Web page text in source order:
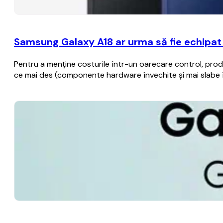
Samsung Galaxy A18 ar urma să fie
Pentru a menţine costurile într-un oarecare control,
ce mai des (componente hardware învechite şi mai